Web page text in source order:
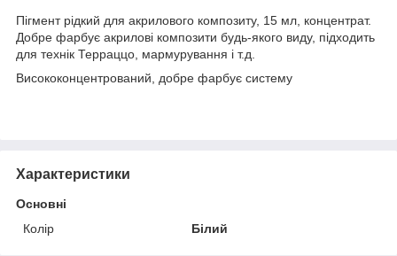
Пігмент рідкий для акрилового композиту, 15 мл, концентрат.
Добре фарбує акрилові композити будь-якого виду, підходить
для технік Терраццо, мармурування і т.д.
Висококонцентрований, добре фарбує систему
Характеристики
Основні
Колір
Білий